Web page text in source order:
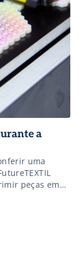
a
uma
peças em